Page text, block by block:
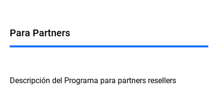
Para Partners
Descripción del Programa para partners resellers